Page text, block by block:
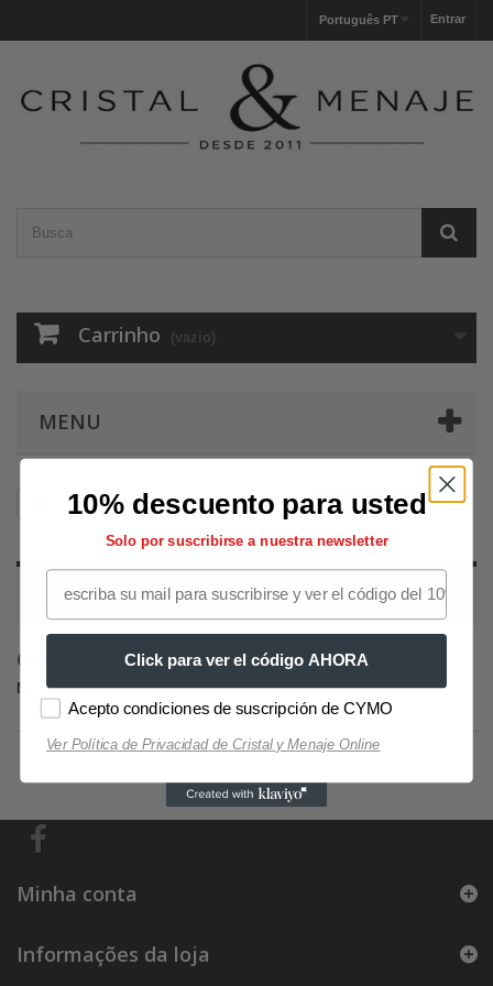
Entrar
Português PT
Carrinho (vazio)
MENU
Decoração Fotos Flores Outras flores
OUTRAS FLORES
OUTRAS FLORES
Não existe nenhum produto nesta categoria.
Minha conta
Informações da loja
10% descuento para usted
Solo por suscribirse a nuestra newsletter
Click para ver el código AHORA
Acepto condiciones de suscripción de CYMO
Ver Política de Privacidad de Cristal y Menaje Online